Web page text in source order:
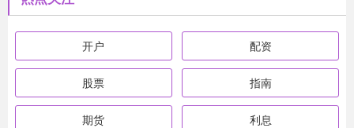
开户 配资
股票 指南
期货 利息